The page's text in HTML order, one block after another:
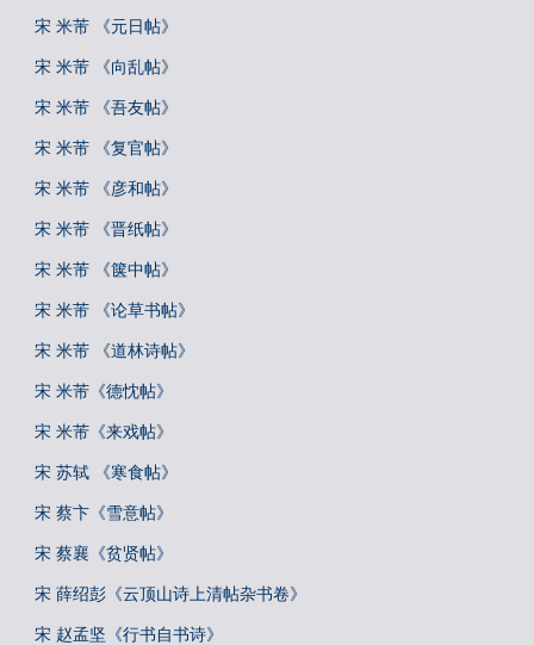
宋 米芾 《元日帖》
宋 米芾 《向乱帖》
宋 米芾 《吾友帖》
宋 米芾 《复官帖》
宋 米芾 《彦和帖》
宋 米芾 《晋纸帖》
宋 米芾 《箧中帖》
宋 米芾 《论草书帖》
宋 米芾 《道林诗帖》
宋 米芾《德忱帖》
宋 米芾《来戏帖》
宋 苏轼 《寒食帖》
宋 蔡卞《雪意帖》
宋 蔡襄《贫贤帖》
宋 薛绍彭《云顶山诗上清帖杂书卷》
宋 赵孟坚《行书自书诗》